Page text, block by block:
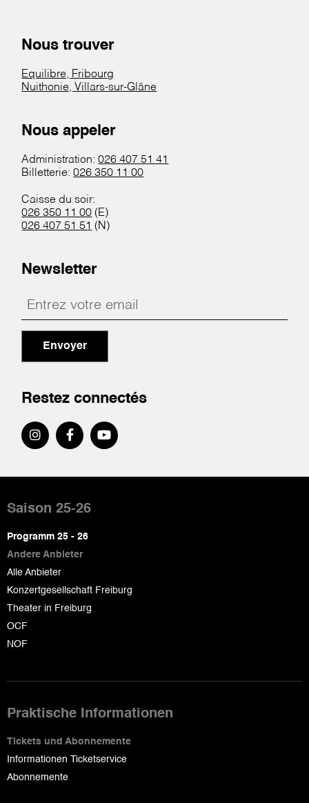
Nous trouver
Equilibre, Fribourg
Nuithonie, Villars-sur-Glâne
Nous appeler
Administration:026 407 51 41
Billetterie:026 350 11 00
Caisse du soir:
026 350 11 00 (E)
026 407 51 51 (N)
Newsletter
Envoyer
Restez connectés
de
page
Saison 25-26
Programm 25 - 26
Andere Anbieter
Alle Anbieter
Konzertgesellschaft Freiburg
Theater in Freiburg
OCF
NOF
Praktische Informationen
Tickets und Abonnemente
Informationen Ticketservice
Abonnemente